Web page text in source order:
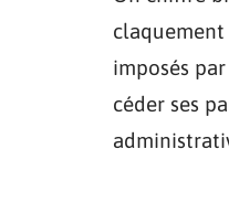
imposés
céder ses